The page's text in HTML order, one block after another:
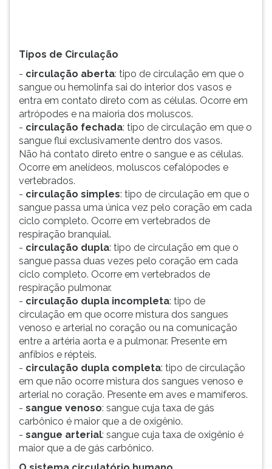
pausar
leitura
pressione
(primeira
tecla
esquerda
para
continuar
pressione
(primeira
tecla
direita
menu
principal
pressione
tecla
Tipos de Circulação
- circulação aberta: tipo de circulação em que o
sangue ou hemolinfa sai do interior dos vasos e
entra em contato direto com as células. Ocorre em
artrópodes e na maioria dos moluscos.
- circulação fechada: tipo de circulação em que o
sangue flui exclusivamente dentro dos vasos.
Não há contato direto entre o sangue e as células.
Ocorre em anelídeos, moluscos cefalópodes e
vertebrados.
- circulação simples: tipo de circulação em que o
sangue passa uma única vez pelo coração em cada
ciclo completo. Ocorre em vertebrados de
respiração branquial.
- circulação dupla: tipo de circulação em que o
sangue passa duas vezes pelo coração em cada
ciclo completo. Ocorre em vertebrados de
respiração pulmonar.
- circulação dupla incompleta: tipo de
circulação em que ocorre mistura dos sangues
venoso e arterial no coração ou na comunicação
entre a artéria aorta e a pulmonar. Presente em
anfíbios e répteis.
- circulação dupla completa: tipo de circulação
em que não ocorre mistura dos sangues venoso e
arterial no coração. Presente em aves e mamíferos.
- sangue venoso: sangue cuja taxa de gás
carbônico é maior que a de oxigênio.
- sangue arterial: sangue cuja taxa de oxigênio é
maior que a de gás carbônico.